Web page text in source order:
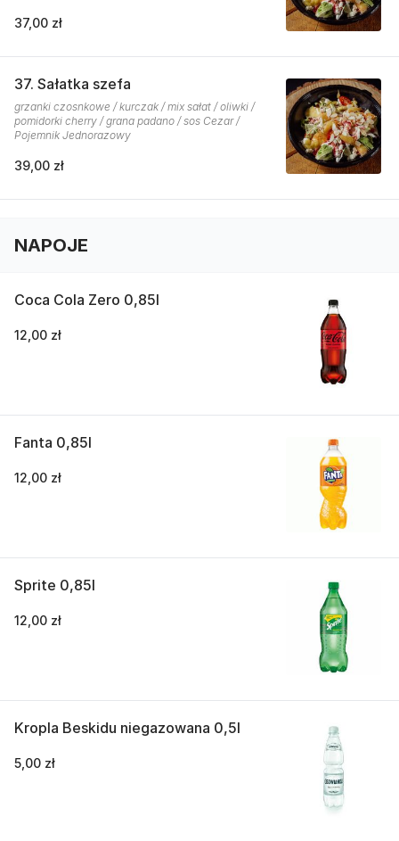
37,00 zł
37. Sałatka szefa
grzanki czosnkowe / kurczak / mix sałat / oliwki /
pomidorki cherry / grana padano / sos Cezar /
Pojemnik Jednorazowy
39,00 zł
NAPOJE
Coca Cola Zero 0,85l
12,00 zł
Fanta 0,85l
12,00 zł
Sprite 0,85l
12,00 zł
Kropla Beskidu niegazowana 0,5l
5,00 zł